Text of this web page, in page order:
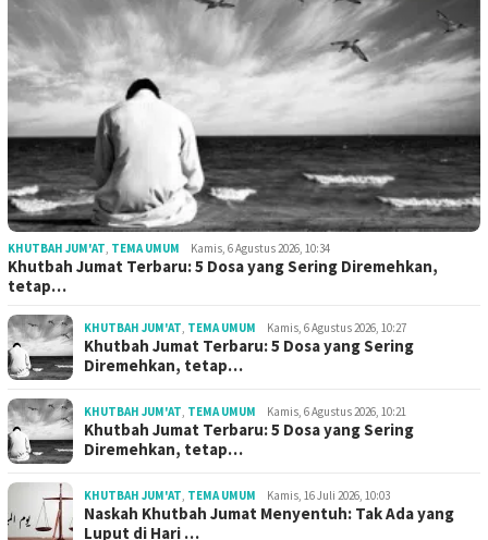
KHUTBAH JUM'AT, TEMA UMUM Kamis, 6 Agustus 2026, 10:34
Khutbah Jumat Terbaru: 5 Dosa yang Sering Diremehkan,
tetap…
KHUTBAH JUM'AT, TEMA UMUM Kamis, 6 Agustus 2026, 10:27
Khutbah Jumat Terbaru: 5 Dosa yang Sering
Diremehkan, tetap…
KHUTBAH JUM'AT, TEMA UMUM Kamis, 6 Agustus 2026, 10:21
Khutbah Jumat Terbaru: 5 Dosa yang Sering
Diremehkan, tetap…
KHUTBAH JUM'AT, TEMA UMUM Kamis, 16 Juli 2026, 10:03
Naskah Khutbah Jumat Menyentuh: Tak Ada yang
Luput di Hari …